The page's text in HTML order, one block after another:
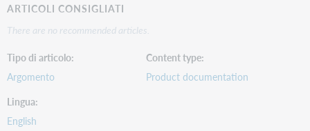
ARTICOLI CONSIGLIATI
There are no recommended articles.
Tipo di articolo
Argomento
Content type
Product documentation
Lingua
English